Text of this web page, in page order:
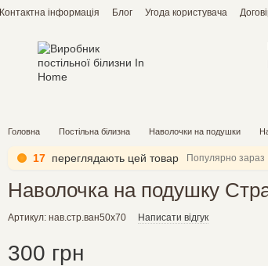
Контактна інформація Блог Угода користувача
Головна Постільна білизна Наволочки на подушки
17 переглядають цей товар Популярно зараз
Наволочка на подушку
Артикул: нав.стр.ван50х70 Написати відгук
300 грн